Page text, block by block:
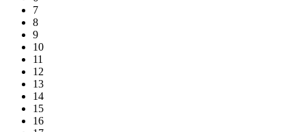
7
8
9
10
11
12
13
14
15
16